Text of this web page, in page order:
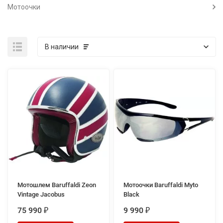
Мотоочки
В наличии
Мотошлем Baruffaldi Zeon
Vintage Jacobus
75 990 ₽
Мотоочки Baruffaldi Myto
Black
9 990 ₽